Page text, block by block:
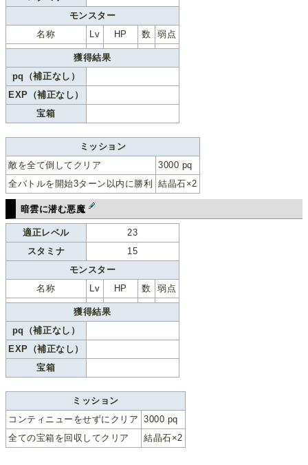
モンスター
名称
Lv HP 数 弱点
獲得結果
pq（補正なし）
EXP（補正なし）
宝箱
ミッション
敵を全て倒してクリア
3000 pq
全バトルを開始3ターン以内に勝利
結晶石×2
暗雲に潜む悪魔
適正レベル
23
スタミナ
15
モンスター
名称
Lv HP 数 弱点
獲得結果
pq（補正なし）
EXP（補正なし）
宝箱
ミッション
コンティニューをせずにクリア 3000 pq
全ての宝箱を回収してクリア
結晶石×2